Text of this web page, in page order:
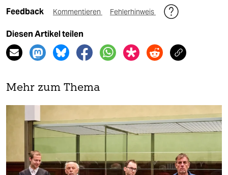
Feedback Kommentieren Fehlerhinweis
Diesen Artikel teilen
Mehr zum Thema